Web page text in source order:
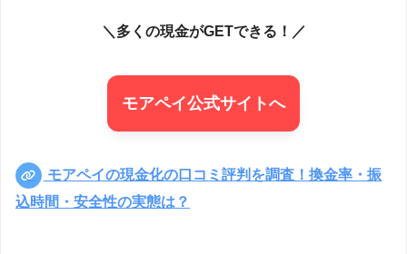
＼多くの現金がGETできる！／
モアペイ公式サイトへ
モアペイの現金化の口コミ評判を調査！換金率・振
込時間・安全性の実態は？